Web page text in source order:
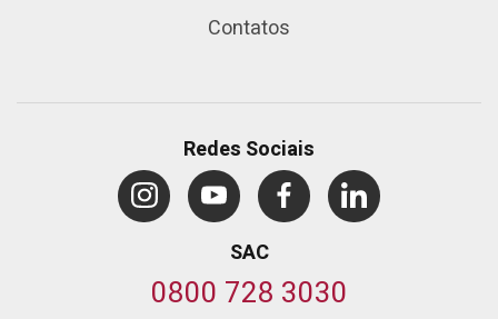
Contatos
Redes Sociais
SAC
0800 728 3030